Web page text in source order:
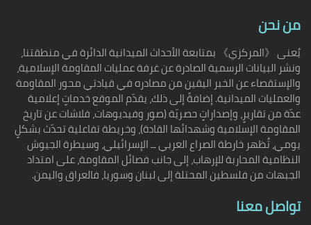
من نحن
يُعنى 《المركزي》 بمتابعة الأحداث الميدانية الدائرة في منطقتنا،
ونشر البيانات الرسمية الصادرة عن غرفة عمليات المقاومة الإسلامية،
والإستقصاء عن الخبر اليقين من مصادره في قيادتي محور المقاومة
والعمليات الميدانية. إضافةً إلى ذلك، يقدّم الموقع خدماتٍ إعلامية
عدّة من تقاريرٍ، وإصداراتٍ حصريّة (صور وفيديوهات، فلاشات عن تاريخ
المقاومة الإسلامية وشهدائها القادة)، وخريطة تفاعلية تحدّث بشكلٍ
يومي، تُظهر خارطة الصراع العربي ــ الإسرائيلي، وسيطرة الجيوش
النظامية المحاربة للإرهاب، إلى جانب فصائل المقاومة، على امتداد
الجبهات من فلسطين المحتلة إلى لبنان وسوريا، فالعراق واليمن.
تواصل معنا